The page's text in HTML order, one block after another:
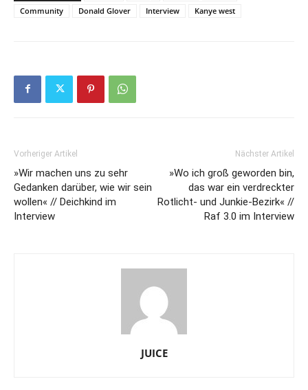
Community
Donald Glover Interview Kanye west
Vorheriger Artikel
»Wir machen uns zu sehr
Gedanken darüber, wie wir sein
wollen« // Deichkind im
Interview
Nächster Artikel
»Wo ich groß geworden bin,
das war ein verdreckter
Rotlicht- und Junkie-Bezirk« //
Raf 3.0 im Interview
JUICE